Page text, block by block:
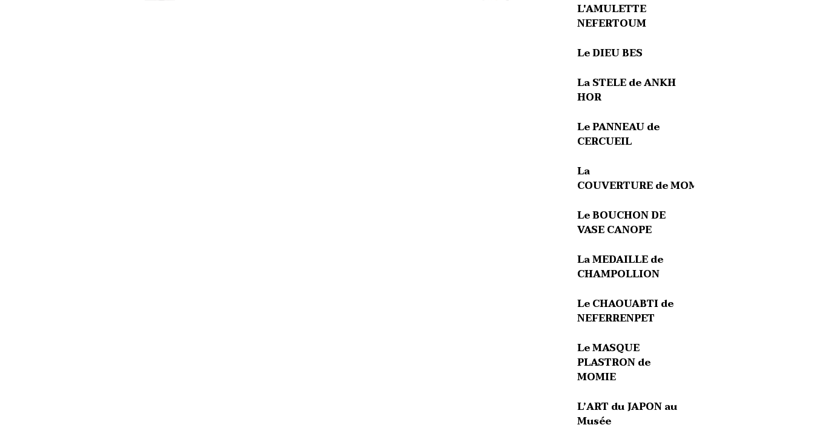
L'AMULETTE
NEFERTOUM
Le DIEU BES
La STELE de ANKH
HOR
Le PANNEAU de
CERCUEIL
La
COUVERTURE de MOMIE
Le BOUCHON DE
VASE CANOPE
La MEDAILLE de
CHAMPOLLION
Le CHAOUABTI de
NEFERRENPET
Le MASQUE
PLASTRON de
MOMIE
L’ART du JAPON au
Musée